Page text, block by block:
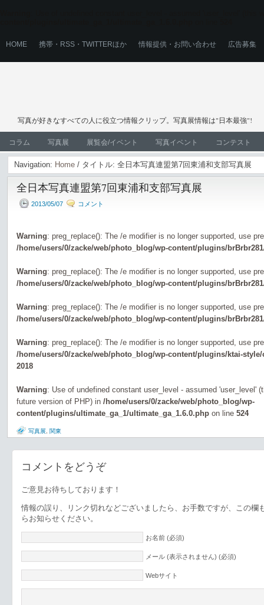
HOME 携帯・RSS・TWITTERほか 情報提供・お問い合わせ 広告募集
写真が好きなすべての人に役立つ情報クリップ。写真展情報は"日本最強"!
コラム 写真展 展覧会/イベント 写真イベント コンテスト
Navigation: Home / タイトル: 全日本写真連盟第7回東浦和支部写真展
全日本写真連盟第7回東浦和支部写真展
2013/05/07 コメント
Warning: preg_replace(): The /e modifier is no longer supported, use
/home/users/0/zacke/web/photo_blog/wp-content/plugins/
Warning: preg_replace(): The /e modifier is no longer supported, use
/home/users/0/zacke/web/photo_blog/wp-content/plugins/
Warning: preg_replace(): The /e modifier is no longer supported, use
/home/users/0/zacke/web/photo_blog/wp-content/plugins/
Warning: preg_replace(): The /e modifier is no longer supported, use
/home/users/0/zacke/web/photo_blog/wp-content/plugins/ktai-
2018
Warning: Use of undefined constant user_level - assumed 'user_level'
future version of PHP) in /home/users/0/zacke/web/photo_blog/wp-
content/plugins/ultimate_ga_1/ultimate_ga_1.6.0.php on line 524
写真展 関東
コメントをどうぞ
ご意見お待ちしております！
情報の誤り、リンク切れなどございましたら、お手数ですが、この欄
らお知らせください。
お名前 (必須)
メール (表示されません) (必須)
Webサイト